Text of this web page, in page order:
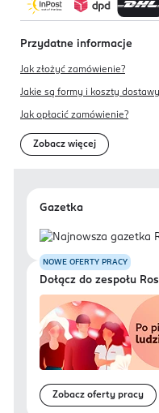
Przydatne informacje
Jak złożyć zamówienie?
Jakie są formy i koszty
Jak opłacić zamówienie?
Zobacz więcej
Gazetka
NOWE OFERTY PRACY
Dołącz do zespołu
Zobacz oferty pracy